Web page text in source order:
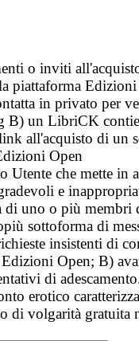
o inviti
piattaforma
in privato per
B) un LibriCK
all'acquisto di un
Open
Utente che mette in
e
di uno o più membri
sottoforma di
insistenti di
Open; B)
di
erotico
di volgarità gratuita